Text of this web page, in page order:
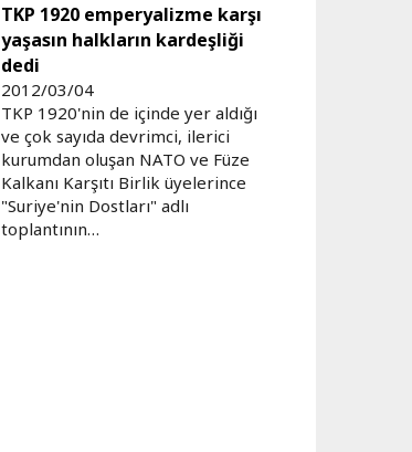
TKP 1920 emperyalizme karşı
yaşasın halkların kardeşliği
dedi
2012/03/04
TKP 1920'nin de içinde yer aldığı
ve çok sayıda devrimci, ilerici
kurumdan oluşan NATO ve Füze
Kalkanı Karşıtı Birlik üyelerince
"Suriye'nin Dostları" adlı
toplantının…